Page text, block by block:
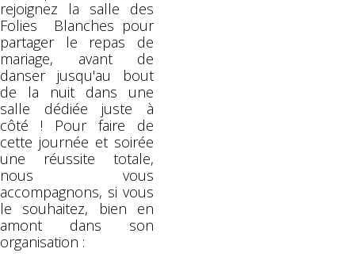
rejoignez la salle des
Folies Blanches pour
partager le repas de
mariage, avant de
danser jusqu'au bout
de la nuit dans une
salle dédiée juste à
côté ! Pour faire de
cette journée et soirée
une réussite totale,
nous vous
accompagnons, si vous
le souhaitez, bien en
amont dans son
organisation :